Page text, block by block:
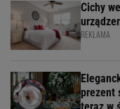
Cichy
REKLAMA
prezent